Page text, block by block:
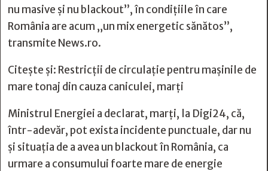
nu masive şi nu blackout”, în condiţiile în care
România are acum „un mix energetic sănătos”,
transmite News.ro.
Citește și: Restricții de circulație pentru mașinile de
mare tonaj din cauza caniculei, marți
Ministrul Energiei a declarat, marţi, la Digi24, că,
într-adevăr, pot exista incidente punctuale, dar nu
şi situaţia de a avea un blackout în România, ca
urmare a consumului foarte mare de energie